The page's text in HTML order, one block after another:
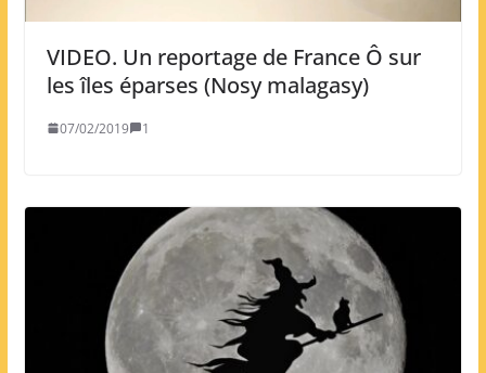
VIDEO. Un reportage de France Ô sur
les îles éparses (Nosy malagasy)
07/02/2019 1